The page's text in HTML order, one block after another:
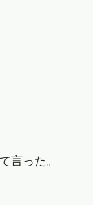
言った。